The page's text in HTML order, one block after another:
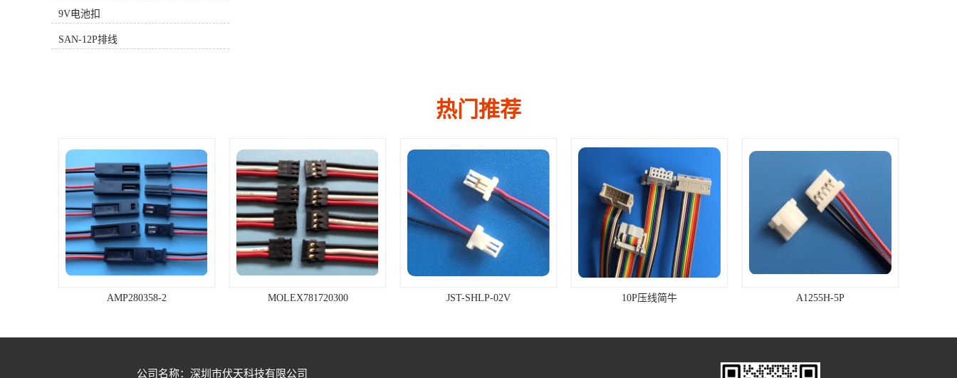
质量检测设备。公司拥有一批高素质
专业技术和管理人员，以及训练有素
的员工队伍，推行并通过ISO9001：
2015质量管理体系和IATF16949汽车
产品，帮助增加其产品在市场的竞争
力。公司一直秉承着“诚信为本，客户
至上”的经营理念，本着“质量第一，
信誉第一，真诚服务，灵活经营，追
求**”的企业宗旨，欢迎各界朋友莅临
参观、指导和业务洽谈。
9V电池扣
SAN-12P排线
热门推荐
AMP280358-2 MOLEX781720300 JST-SHLP-02V 10P压线简牛 A1255H-5P
公司名称：深圳市伏天科技有限公司